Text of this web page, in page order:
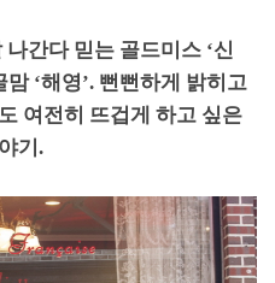
나간다 믿는 골드미스 ‘신
맘 ‘해영’. 뻔뻔하게 밝히고
여전히 뜨겁게 하고 싶은
기 .